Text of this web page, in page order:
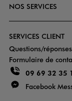
NOS SERVICES
SERVICES CLIENT
Questions/réponses
Formulaire de
09 69 32 35
Facebook